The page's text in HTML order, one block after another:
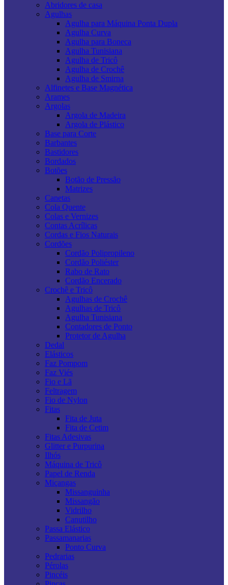
Abridores de casa
Agulhas
Agulha para Máquina Ponta Dupla
Agulha Curva
Agulha para Boneca
Agulha Tunisiana
Agulha de Tricô
Agulha de Crochê
Agulha de Smirna
Alfinetes e Base Magnética
Arames
Argolas
Argola de Madeira
Argola de Plástico
Base para Corte
Barbantes
Bastidores
Bordados
Botões
Botão de Pressão
Matrizes
Canetas
Cola Quente
Colas e Vernizes
Contas Acrílicas
Cordas e Fios Naturais
Cordões
Cordão Polipropileno
Cordão Poliéster
Rabo de Rato
Cordão Encerado
Crochê e Tricô
Agulhas de Crochê
Agulhas de Tricô
Agulha Tunisiana
Contadores de Ponto
Protetor de Agulha
Dedal
Elásticos
Faz Pompom
Faz Viés
Fio e Lã
Feltragem
Fio de Nylon
Fitas
Fita de Juta
Fita de Cetim
Fitas Adesivas
Glitter e Purpurina
Ilhós
Máquina de Tricô
Papel de Renda
Miçangas
Missanguinha
Missangão
Vidrilho
Canutilho
Passa Elástico
Passamanarias
Ponto Curva
Pedrarias
Pérolas
Pincéis